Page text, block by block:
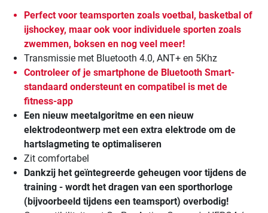
Perfect voor teamsporten zoals voetbal, basketbal of
ijshockey, maar ook voor individuele sporten zoals
zwemmen, boksen en nog veel meer!
Transmissie met Bluetooth 4.0, ANT+ en 5Khz
Controleer of je smartphone de Bluetooth Smart-
standaard ondersteunt en compatibel is met de
fitness-app
Een nieuw meetalgoritme en een nieuw
elektrodeontwerp met een extra elektrode om de
hartslagmeting te optimaliseren
Zit comfortabel
Dankzij het geïntegreerde geheugen voor tijdens de
training - wordt het dragen van een sporthorloge
(bijvoorbeeld tijdens een teamsport) overbodig!